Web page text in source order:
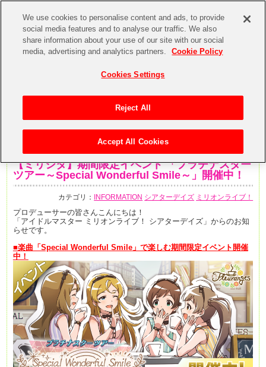
【ミリシタ】期間限定イベント 「プラチナスター
ツアー～Special Wonderful Smile～」開催中！
カテゴリ： INFORMATION シアターデイズ ミリオンライブ！
プロデューサーの皆さんこんにちは！
「アイドルマスター ミリオンライブ！ シアターデイズ」からのお知
らせです。
■楽曲「Special Wonderful Smile」で楽しむ期間限定イベント開催
中！
We use cookies to personalise content and ads, to provide
social media features and to analyse our traffic. We also
share information about your use of our site with our social
media, advertising and analytics partners.
Cookie Policy
Cookies Settings
Reject All
Accept All Cookies